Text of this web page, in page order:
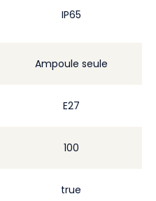
IP65
Ampoule seule
E27
100
true